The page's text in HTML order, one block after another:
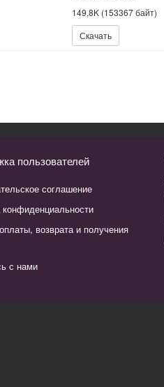
149,8K (153367 байт)
Скачать
пользователей
соглашение
конфиденциальности
возврата и получения
с нами